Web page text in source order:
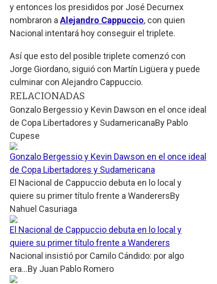
y entonces los presididos por José Decurnex
nombraron aAlejandro Cappuccio, con quien
Nacional intentará hoy conseguir el triplete.
Así que esto del posible triplete comenzó con
Jorge Giordano, siguió con Martín Ligüera y puede
culminar con Alejandro Cappuccio.
RELACIONADAS
Gonzalo Bergessio y Kevin Dawson en el once ideal
de Copa Libertadores y SudamericanaBy Pablo
Cupese
Gonzalo Bergessio y Kevin Dawson en el once ideal
de Copa Libertadores y Sudamericana
El Nacional de Cappuccio debuta en lo local y
quiere su primer título frente a WanderersBy
Nahuel Casuriaga
El Nacional de Cappuccio debuta en lo local y
quiere su primer título frente a Wanderers
Nacional insistió por Camilo Cándido: por algo
era...By Juan Pablo Romero